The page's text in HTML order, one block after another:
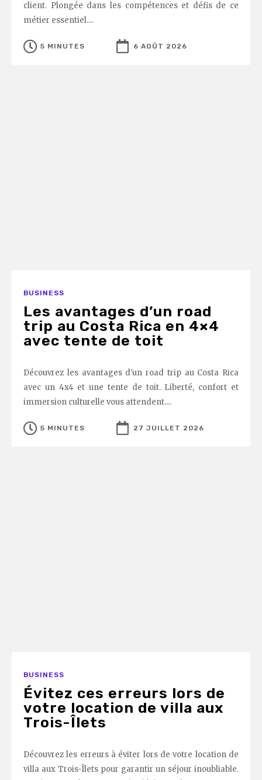
client. Plongée dans les compétences et défis de ce
métier essentiel....
5 MINUTES 6 AOÛT 2026
BUSINESS
Les avantages d’un road
trip au Costa Rica en 4×4
avec tente de toit
Découvrez les avantages d'un road trip au Costa Rica
avec un 4x4 et une tente de toit. Liberté, confort et
immersion culturelle vous attendent....
5 MINUTES 27 JUILLET 2026
BUSINESS
Évitez ces erreurs lors de
votre location de villa aux
Trois-Îlets
Découvrez les erreurs à éviter lors de votre location de
villa aux Trois-Îlets pour garantir un séjour inoubliable.